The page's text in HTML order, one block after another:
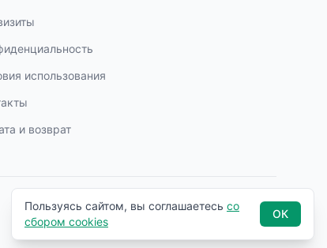
использования
и возврат
Публичный каталог и страницы ассистентов Aperio.
Пользуясь сайтом, вы соглашаетесь со
сбором cookies
ОК